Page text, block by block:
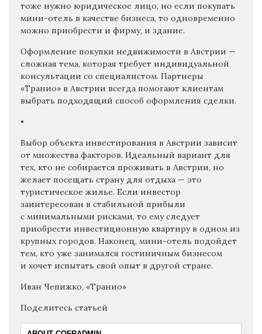
тоже нужно юридическое лицо, но если покупать
мини-отель в качестве бизнеса, то одновременно
можно приобрести и фирму, и здание.
Оформление покупки недвижимости в Австрии —
сложная тема, которая требует индивидуальной
консультации со специалистом. Партнеры
«Транио» в Австрии всегда помогают клиентам
выбрать подходящий способ оформления сделки.
•
Выбор объекта инвестирования в Австрии зависит
от множества факторов. Идеальный вариант для
тех, кто не собирается проживать в Австрии, но
желает посещать страну для отдыха — это
туристическое жилье. Если инвестор
заинтересован в стабильной прибыли
с минимальными рисками, то ему следует
приобрести инвестиционную квартиру в одном из
крупных городов. Наконец, мини-отель подойдет
тем, кто уже занимался гостиничным бизнесом
и хочет испытать свой опыт в другой стране.
Иван Чепижко, «Транио»
Поделитесь статьей